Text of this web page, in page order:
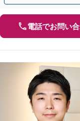
電話でお問い